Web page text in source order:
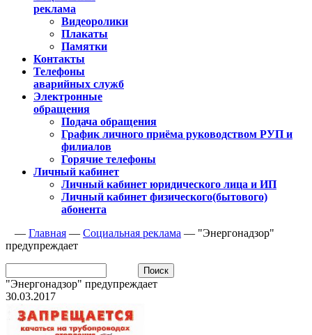
реклама
Видеоролики
Плакаты
Памятки
Контакты
Телефоны
аварийных служб
Электронные
обращения
Подача обращения
График личного приёма руководством РУП и
филиалов
Горячие телефоны
Личный кабинет
Личный кабинет юридического лица и ИП
Личный кабинет физического(бытового)
абонента
— Главная — Социальная реклама — "Энергонадзор"
предупреждает
"Энергонадзор" предупреждает
30.03.2017